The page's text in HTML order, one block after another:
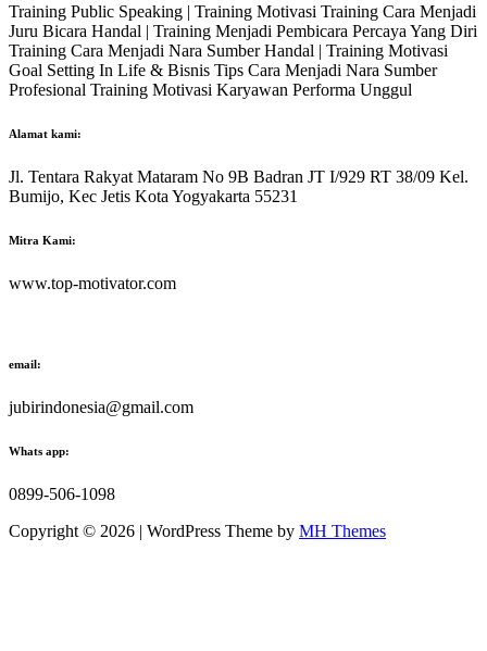
Training Public Speaking | Training Motivasi Training Cara Menjadi
Juru Bicara Handal | Training Menjadi Pembicara Percaya Yang Diri
Training Cara Menjadi Nara Sumber Handal | Training Motivasi
Goal Setting In Life & Bisnis Tips Cara Menjadi Nara Sumber
Profesional Training Motivasi Karyawan Performa Unggul
Alamat kami:
Jl. Tentara Rakyat Mataram No 9B Badran JT I/929 RT 38/09 Kel.
Bumijo, Kec Jetis Kota Yogyakarta 55231
Mitra Kami:
www.top-motivator.com
email:
jubirindonesia@gmail.com
Whats app:
0899-506-1098
Copyright © 2026 | WordPress Theme by MH Themes